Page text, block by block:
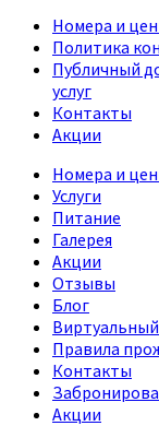
Номера и
Политика
Публичный
услуг
Контакты
Акции
Номера и
Услуги
Питание
Галерея
Акции
Отзывы
Блог
Правила
Контакты
Акции